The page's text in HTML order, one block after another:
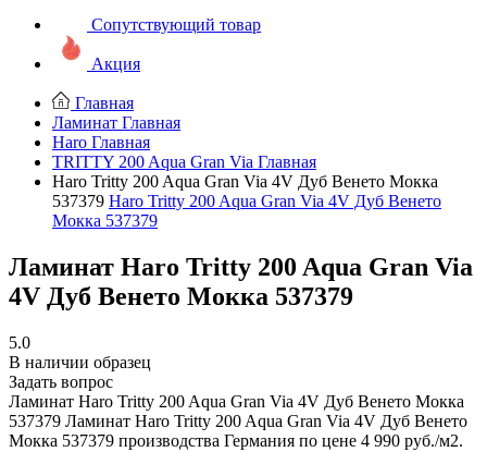
Сопутствующий товар
Акция
Главная
Ламинат Главная
Haro Главная
TRITTY 200 Aqua Gran Via Главная
Haro Tritty 200 Aqua Gran Via 4V Дуб Венето Мoккa
537379 Haro Tritty 200 Aqua Gran Via 4V Дуб Венето
Мoккa 537379
Ламинат Haro Tritty 200 Aqua Gran Via
4V Дуб Венето Мoккa 537379
5.0
В наличии образец
Задать вопрос
Ламинат Haro Tritty 200 Aqua Gran Via 4V Дуб Венето Мoккa
537379 Ламинат Haro Tritty 200 Aqua Gran Via 4V Дуб Венето
Мoккa 537379 производства Германия по цене 4 990 руб./м2.